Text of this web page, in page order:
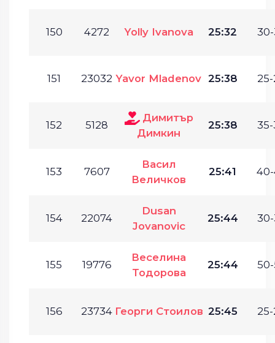
150 4272 Yolly Ivanova 25:32 30-
151 23032 Yavor Mladenov 25:38 25-
152 5128
Димитър
Димкин
25:38 35-
153 7607
Васил
Величков
25:41 40-
154 22074
Dusan
Jovanovic
25:44 30-
155 19776
Веселина
Тодорова
25:44 50-
156 23734 Георги Стоилов 25:45 25-